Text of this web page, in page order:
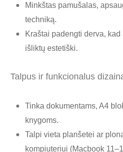
Minkštas pamušalas,
techniką.
Kraštai padengti derva,
išliktų estetiški.
Talpus ir funkcionalus
Tinka dokumentams, A4
knygoms.
Talpi vieta planšetei ar
kompiuteriui (Macbook